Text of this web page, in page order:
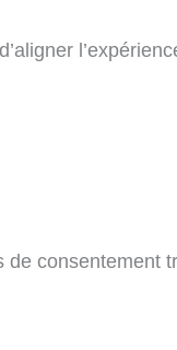
consentement